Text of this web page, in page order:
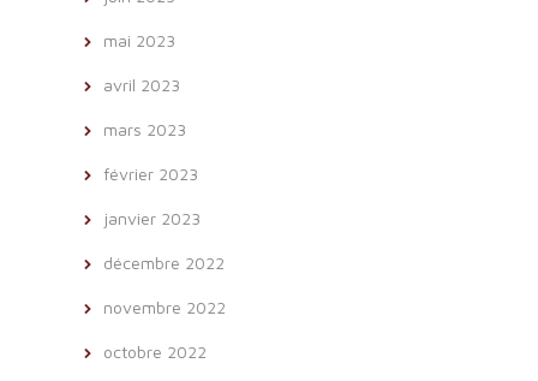
mai 2023
avril 2023
mars 2023
février 2023
janvier 2023
décembre 2022
novembre 2022
octobre 2022